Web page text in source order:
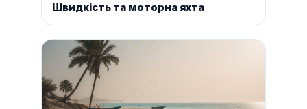
Швидкість та моторна яхта